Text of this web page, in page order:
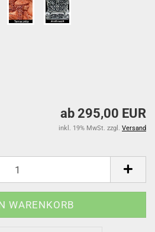
ab 295,00 EUR
inkl. 19% MwSt. zzgl. Versand